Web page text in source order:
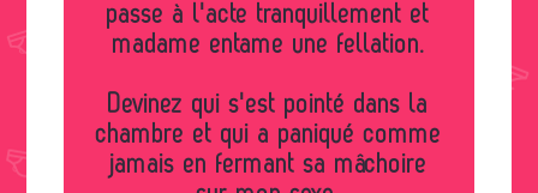
passe à l'acte tranquillement et
madame entame une fellation.
Devinez qui s'est pointé dans la
chambre et qui a paniqué comme
jamais en fermant sa mâchoire